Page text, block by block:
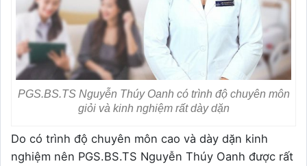
PGS.BS.TS Nguyễn Thúy Oanh có trình độ chuyên môn
giỏi và kinh nghiệm rất dày dặn
Do có trình độ chuyên môn cao và dày dặn kinh
nghiệm nên PGS.BS.TS Nguyễn Thúy Oanh được rất